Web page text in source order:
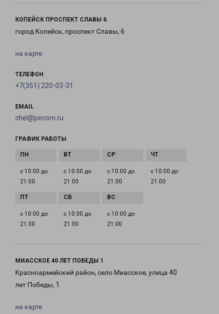
КОПЕЙСК ПРОСПЕКТ СЛАВЫ 6
город Копейск, проспект Славы, 6
на карте
ТЕЛЕФОН
+7(351) 220-03-31
EMAIL
chel@pecom.ru
ГРАФИК РАБОТЫ
с 10:00 до
21:00
с 10:00 до
21:00
с 10:00 до
21:00
с 10:00 до
21:00
с 10:00 до
21:00
с 10:00 до
21:00
с 10:00 до
21:00
МИАССКОЕ 40 ЛЕТ ПОБЕДЫ 1
Красноармейский район, село Миасское, улица 40
лет Победы, 1
на карте